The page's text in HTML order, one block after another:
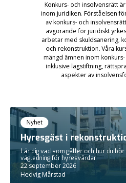
Konkurs- och insolvensrätt
inom juridiken. Förståelsen
av konkurs- och
avgörande för juridiskt
arbetar med skuldsanering,
och rekonstruktion. Våra
mängd ämnen inom
inklusive lagstiftning,
aspekter av
Nyhet
Kurser
Hyresgäst i
Lär dig vad som gäller och hur du bör
vägledning för hyresvärdar
22 september 2026
Hedvig Mårstad